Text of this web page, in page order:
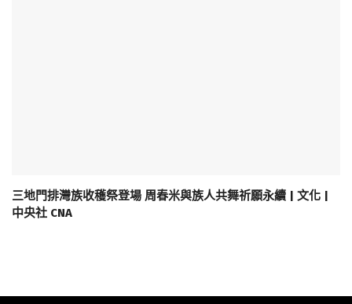
三地門排灣族收穫祭登場 周春米與族人共舞祈願永續 | 文化 |
中央社 CNA